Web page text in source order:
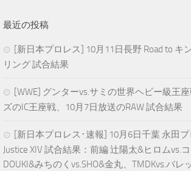
最近の投稿
[新日本プロレス] 10月11日長野 Road to キ
リング 試合結果
[WWE] グンターvs.サミの世界ヘビー級王
ズのIC王座戦、10月7日放送のRAW 試合結果
[新日本プロレス･速報] 10月6日千葉 永田
Justice XIV 試合結果：前編 辻陽太&ヒロムvs.
DOUKI&みちのくvs.SHO&金丸、TMDKvs.バレ